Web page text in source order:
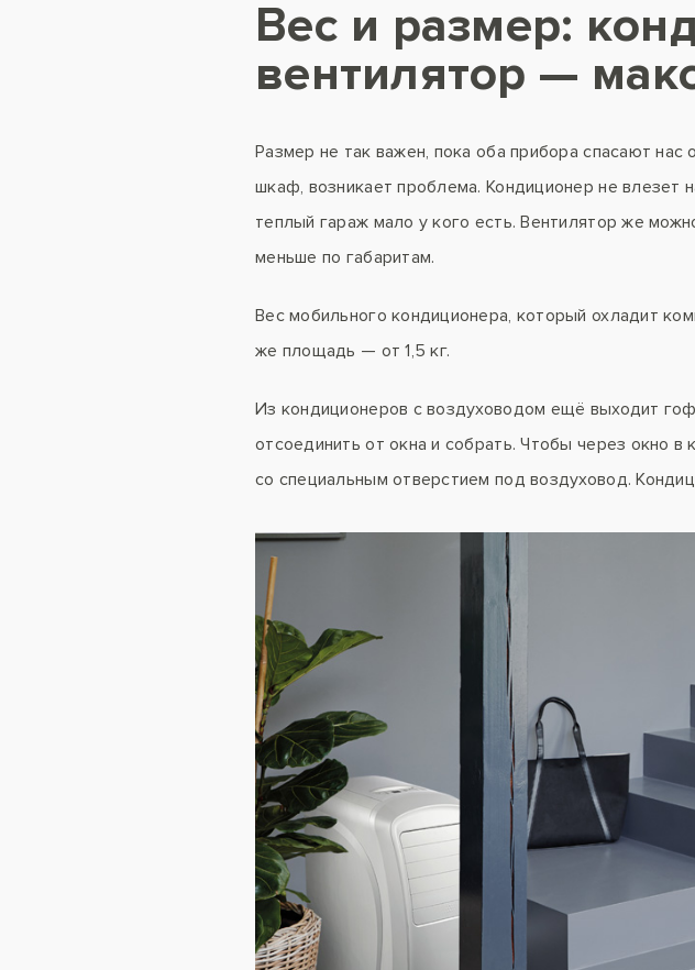
Вес и размер:
вентилятор —
Размер не так важен, пока оба прибора спасают
шкаф, возникает проблема. Кондиционер не влезет
теплый гараж мало у кого есть. Вентилятор же
меньше по габаритам.
Вес мобильного кондиционера, который охладит
же площадь — от 1,5 кг.
Из кондиционеров с воздуховодом ещё выходит
отсоединить от окна и собрать. Чтобы через окно
со специальным отверстием под воздуховод.